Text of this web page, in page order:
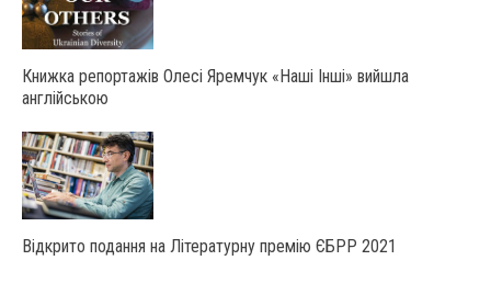
Книжка репортажів Олесі Яремчук «Наші Інші» вийшла
англійською
Відкрито подання на Літературну премію ЄБРР 2021